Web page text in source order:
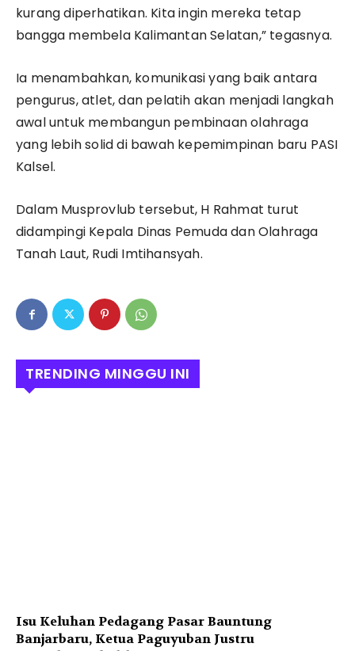
kurang diperhatikan. Kita ingin mereka tetap
bangga membela Kalimantan Selatan,” tegasnya.
Ia menambahkan, komunikasi yang baik antara
pengurus, atlet, dan pelatih akan menjadi langkah
awal untuk membangun pembinaan olahraga
yang lebih solid di bawah kepemimpinan baru PASI
Kalsel.
Dalam Musprovlub tersebut, H Rahmat turut
didampingi Kepala Dinas Pemuda dan Olahraga
Tanah Laut, Rudi Imtihansyah.
TRENDING MINGGU INI
Isu Keluhan Pedagang Pasar Bauntung
Banjarbaru, Ketua Paguyuban Justru